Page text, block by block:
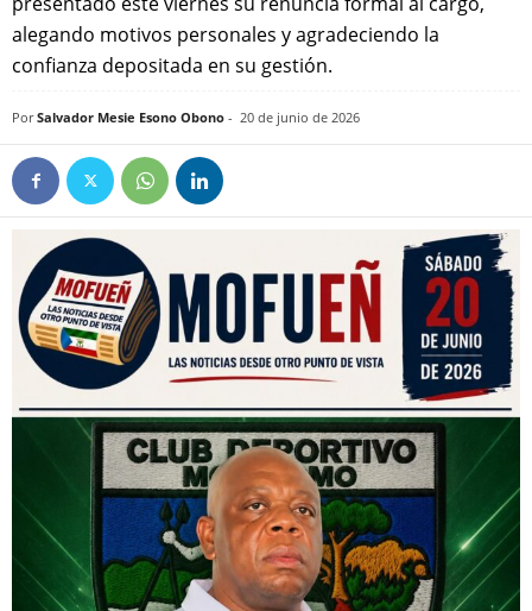
alegando motivos personales y agradeciendo la
confianza depositada en su gestión.
Por Salvador Mesie Esono Obono - 20 de junio de 2026